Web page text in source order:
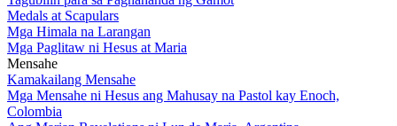
Medals at Scapulars
Mga Himala na Larangan
Mga Paglitaw ni Hesus at Maria
Mensahe
Kamakailang Mensahe
Mga Mensahe ni Hesus ang Mahusay na Pastol kay Enoch,
Colombia